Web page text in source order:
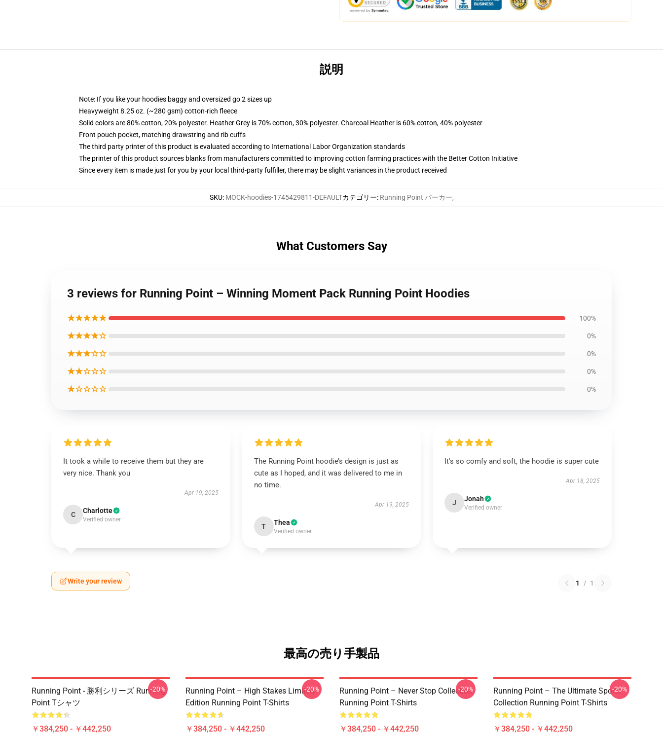
説明
Note: If you like your hoodies baggy and oversized go 2 sizes up
Heavyweight 8.25 oz. (~280 gsm) cotton-rich fleece
Solid colors are 80% cotton, 20% polyester. Heather Grey is 70% cotton, 30% polyester. Charcoal Heather is 60% cotton, 40% polyester
Front pouch pocket, matching drawstring and rib cuffs
The third party printer of this product is evaluated according to International Labor Organization standards
The printer of this product sources blanks from manufacturers committed to improving cotton farming practices with the Better Cotton Initiative
Since every item is made just for you by your local third-party fulfiller, there may be slight variances in the product received
SKU: MOCK-hoodies-1745429811-DEFAULTカテゴリー: Running Point パーカー,
What Customers Say
3 reviews for Running Point – Winning Moment Pack Running Point Hoodies
★★★★★ 100%
★★★★☆ 0%
★★★☆☆ 0%
★★☆☆☆ 0%
★☆☆☆☆ 0%
It took a while to receive them but they are
very nice. Thank you
Apr 19, 2025
C Charlotte
Verified owner
The Running Point hoodie’s design is just as
cute as I hoped, and it was delivered to me in
no time.
Apr 19, 2025
T Thea
Verified owner
It's so comfy and soft, the hoodie is super cute
Apr 18, 2025
J Jonah
Verified owner
Write your review 1 / 1
最高の売り手製品
Running Point - 勝利シリーズ Running
Point Tシャツ
￥384,250 - ￥442,250
-20%
Running Point – High Stakes Limited
Edition Running Point T-Shirts
￥384,250 - ￥442,250
-20%
Running Point – Never Stop Collection
Running Point T-Shirts
￥384,250 - ￥442,250
-20%
Running Point – The Ultimate Sports
Collection Running Point T-Shirts
￥384,250 - ￥442,250
-20%